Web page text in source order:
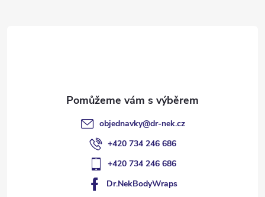
objednavky@dr-nek.cz
+420 734 246 686
+420 734 246 686
Dr.NekBodyWraps